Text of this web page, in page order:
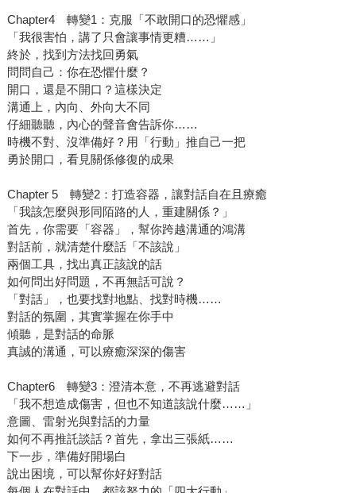
Chapter4 轉變1：克服「不敢開口的恐懼感」
「我很害怕，講了只會讓事情更糟……」
終於，找到方法找回勇氣
問問自己：你在恐懼什麼？
開口，還是不開口？這樣決定
溝通上，內向、外向大不同
仔細聽聽，內心的聲音會告訴你……
時機不對、沒準備好？用「行動」推自己一把
勇於開口，看見關係修復的成果
Chapter 5 轉變2：打造容器，讓對話自在且療癒
「我該怎麼與形同陌路的人，重建關係？」
首先，你需要「容器」，幫你跨越溝通的鴻溝
對話前，就清楚什麼話「不該說」
兩個工具，找出真正該說的話
如何問出好問題，不再無話可說？
「對話」，也要找對地點、找對時機……
對話的氛圍，其實掌握在你手中
傾聽，是對話的命脈
真誠的溝通，可以療癒深深的傷害
Chapter6 轉變3：澄清本意，不再逃避對話
「我不想造成傷害，但也不知道該說什麼……」
意圖、雷射光與對話的力量
如何不再推託談話？首先，拿出三張紙……
下一步，準備好開場白
說出困境，可以幫你好好對話